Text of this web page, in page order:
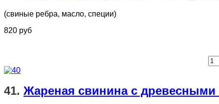
(свиные ребра, масло, специи)
820 руб
41. Жареная свинина с